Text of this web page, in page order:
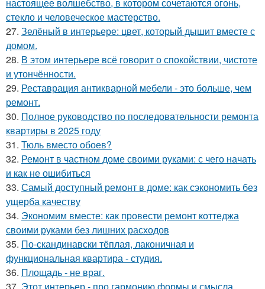
стекло и человеческое мастерство.
27. Зелёный в интерьере: цвет, который дышит вместе с
домом.
28. В этом интерьере всё говорит о спокойствии, чистоте
и утончённости.
29. Реставрация антикварной мебели - это больше, чем
ремонт.
30. Полное руководство по последовательности ремонта
квартиры в 2025 году
31. Тюль вместо обоев?
32. Ремонт в частном доме своими руками: с чего начать
и как не ошибиться
33. Самый доступный ремонт в доме: как сэкономить без
ущерба качеству
34. Экономим вместе: как провести ремонт коттеджа
своими руками без лишних расходов
35. По-скандинавски тёплая, лаконичная и
функциональная квартира - студия.
36. Площадь - не враг.
37. Этот интерьер - про гармонию формы и смысла.